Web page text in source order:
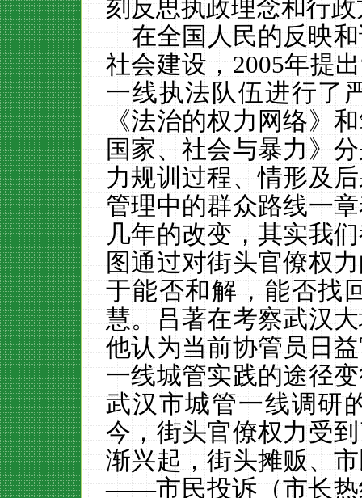
刻反思执政理念和行
在全国人民的反映
社会建设，2005年提
一线执法队伍进行了
《法治的权力网络》
国家、社会与暴力》
力规训过程、情形及
管理中的群众路线一
几年的改变，其实我
图通过对街头官僚权
于能否和解，能否找
慧。吕著在考察武汉
他认为当前协管员日
一线城管实践的途径
武汉市城管一线调研
今，街头官僚权力受
渐兴起，街头摊贩、
——市民投诉（市长热